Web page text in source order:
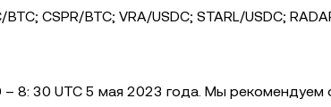
CSPR/BTC; VRA/USDC; STARL/USDC;
8: 30 UTC 5 мая 2023 года. Мы рекомендуем